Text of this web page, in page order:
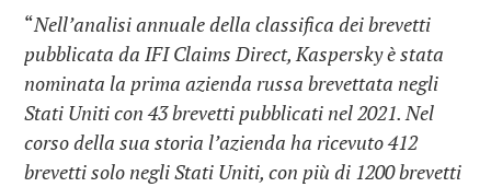
“Nell’analisi annuale della classifica dei brevetti
pubblicata da IFI Claims Direct, Kaspersky è stata
nominata la prima azienda russa brevettata negli
Stati Uniti con 43 brevetti pubblicati nel 2021. Nel
corso della sua storia l’azienda ha ricevuto 412
brevetti solo negli Stati Uniti, con più di 1200 brevetti